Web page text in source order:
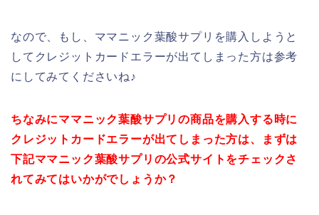
なので、もし、ママニック葉酸サプリを購入しようと
してクレジットカードエラーが出てしまった方は参考
にしてみてくださいね♪
ちなみにママニック葉酸サプリの商品を購入する時に
クレジットカードエラーが出てしまった方は、まずは
下記ママニック葉酸サプリの公式サイトをチェックさ
れてみてはいかがでしょうか？